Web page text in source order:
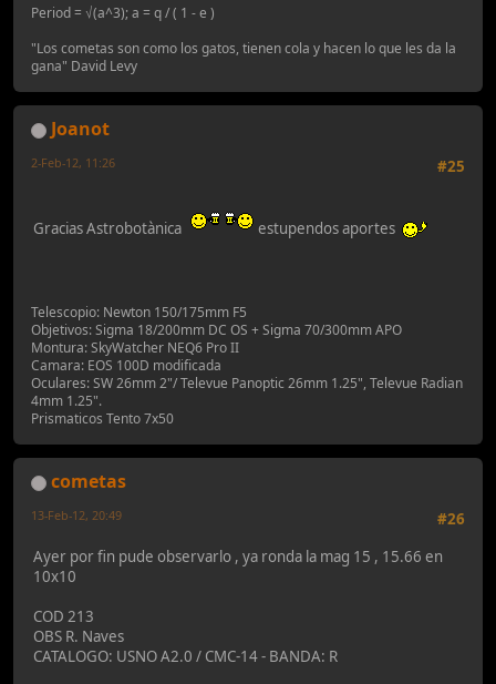
Period = √(a^3); a = q / ( 1 - e )
"Los cometas son como los gatos, tienen cola y hacen lo que les da la
gana" David Levy
Joanot
#25
2-Feb-12, 11:26
Gracias Astrobotànica estupendos aportes
Telescopio: Newton 150/175mm F5
Objetivos: Sigma 18/200mm DC OS + Sigma 70/300mm APO
Montura: SkyWatcher NEQ6 Pro II
Camara: EOS 100D modificada
Oculares: SW 26mm 2"/ Televue Panoptic 26mm 1.25", Televue Radian
4mm 1.25".
Prismaticos Tento 7x50
cometas
#26
13-Feb-12, 20:49
Ayer por fin pude observarlo , ya ronda la mag 15 , 15.66 en
10x10
COD 213
OBS R. Naves
CATALOGO: USNO A2.0 / CMC-14 - BANDA: R